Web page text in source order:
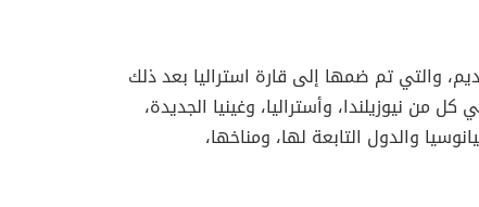
والتي تم ضمها إلى قارة استراليا بعد ذلك
من نيوزيلندا، وأستراليا، وغينيا الجديدة،
والدول التابعة لها، ومناخها،